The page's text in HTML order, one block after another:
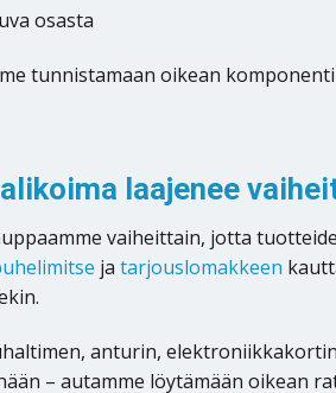
osasta
tunnistamaan oikean
laajenee
vaiheittain, jotta
ja tarjouslomakkeen
anturin,
– autamme löytämään oikean